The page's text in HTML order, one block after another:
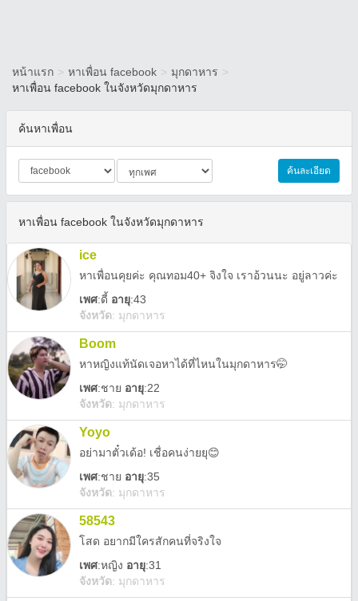
หน้าแรก > หาเพื่อน facebook > มุกดาหาร >
หาเพื่อน facebook ในจังหวัดมุกดาหาร
ค้นหาเพื่อน
ค้นละเอียด
หาเพื่อน facebook ในจังหวัดมุกดาหาร
ice
หาเพื่อนคุยค่ะ คุณทอม40+ จิงใจ เราอ้วนนะ อยู่ลาวค่ะ
เพศ:ดี้ อายุ:43
จังหวัด: มุกดาหาร
Boom
หาหญิงแท้นัดเจอหาได้ที่ไหนในมุกดาหาร🤭
เพศ:ชาย อายุ:22
จังหวัด: มุกดาหาร
Yoyo
อย่ามาตั๋วเด้อ! เชื่อคนง่ายยุ😊
เพศ:ชาย อายุ:35
จังหวัด: มุกดาหาร
58543
โสด อยากมีใครสักคนที่จริงใจ
เพศ:หญิง อายุ:31
จังหวัด: มุกดาหาร